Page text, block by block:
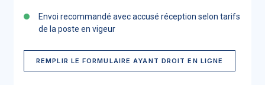
Envoi recommandé avec accusé réception selon tarifs
de la poste en vigeur
REMPLIR LE FORMULAIRE AYANT DROIT EN LIGNE